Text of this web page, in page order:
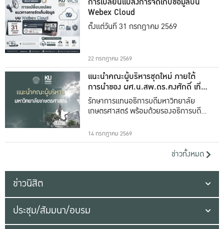
Webex Cloud
ตั้งแต่วันที่ 31 กรกฎาคม 2569
22 กรกฎาคม 2569
แนะนำคณะผู้บริหารชุดใหม่ ภายใต้
การนำของ ผศ.น.สพ.ดร.คงศักดิ์ เที่ยง
ธรรม
รักษาการแทนอธิการบดีมหาวิทยาลัย
เกษตรศาสตร์ พร้อมด้วยรองอธิการบดีทั้ง
14 กรกฎาคม 2569
ข่าวทั้งหมด
ข่าวนิสิต
ประชุม/สัมมนา/อบรม